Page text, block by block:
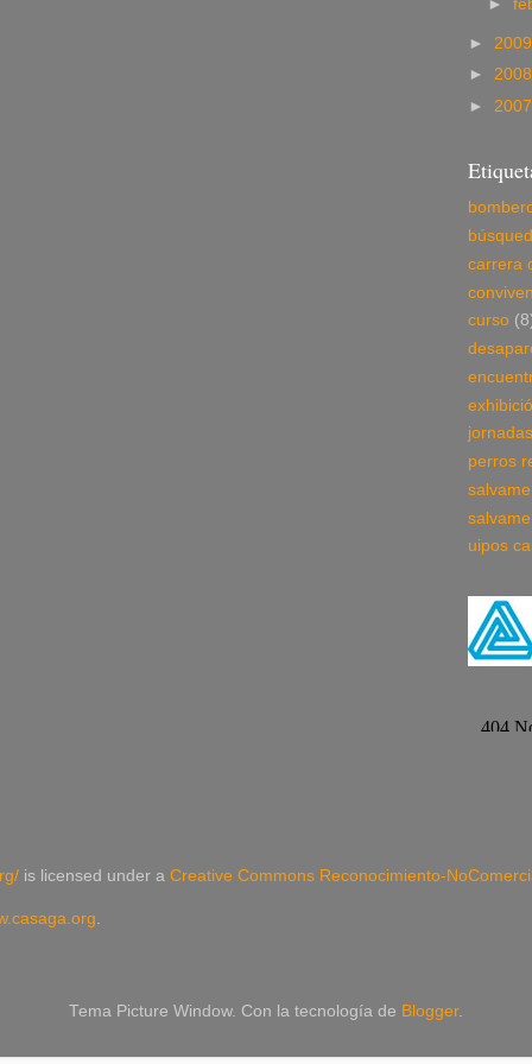
►
►
►
►
carrera
curso
jornadas
perros
uipos
is licensed under a Creative Commons Reconocimiento-
Tema Picture Window. Con la tecnología de Blogger.